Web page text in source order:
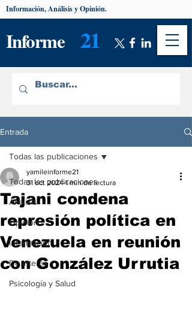
Informe 21
Información, Análisis y Opinión.
Entrada
Todas las publicaciones
Análisis
Opinión
Información
De interés
Psicología y Salud
Todas las publicaciones
Tajani condena
represión política en
Venezuela en reunión
con González Urrutia
yamileinforme21
31 oct 2024 1 min de lectura